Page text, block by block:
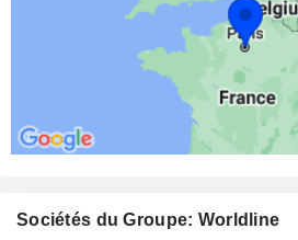
Sociétés du Groupe: Worldline